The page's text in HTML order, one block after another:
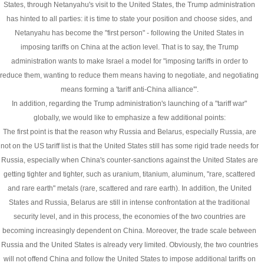
States, through Netanyahu's visit to the United States, the Trump administration
has hinted to all parties: it is time to state your position and choose sides, and
Netanyahu has become the "first person" - following the United States in
imposing tariffs on China at the action level. That is to say, the Trump
administration wants to make Israel a model for "imposing tariffs in order to
reduce them, wanting to reduce them means having to negotiate, and negotiating
means forming a 'tariff anti-China alliance'".
In addition, regarding the Trump administration's launching of a "tariff war"
globally, we would like to emphasize a few additional points:
The first point is that the reason why Russia and Belarus, especially Russia, are
not on the US tariff list is that the United States still has some rigid trade needs for
Russia, especially when China's counter-sanctions against the United States are
getting tighter and tighter, such as uranium, titanium, aluminum, "rare, scattered
and rare earth" metals (rare, scattered and rare earth). In addition, the United
States and Russia, Belarus are still in intense confrontation at the traditional
security level, and in this process, the economies of the two countries are
becoming increasingly dependent on China. Moreover, the trade scale between
Russia and the United States is already very limited. Obviously, the two countries
will not offend China and follow the United States to impose additional tariffs on